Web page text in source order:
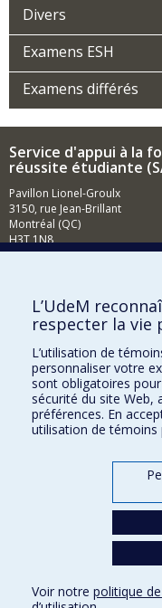
Divers
Examens ESH
Examens différés
Service d'appui à la
réussite étudiante
Pavillon Lionel-Groulx
3150, rue Jean-Brillant
Montréal (QC)
H3T 1N8
Comment soutenir la
BESOIN D'AIDE?
Plan du site
Signaler une erreur
Accessibilité
FACULTÉ DES ARTS ET
Nos départements et écoles
Conditions d’utilisation
L’UdeM
respecter la vie
L’utilisation de
personnaliser votre
sont obligatoires
sécurité du site Web,
préférences. En
utilisation de témoins
Voir notre politique